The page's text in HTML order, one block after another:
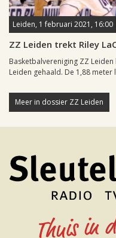
Leiden, 1 februari 2021, 16:00
ZZ Leiden trekt Riley
Basketbalvereniging ZZ
Leiden gehaald. De 1,88 meter
Meer in dossier ZZ Leiden